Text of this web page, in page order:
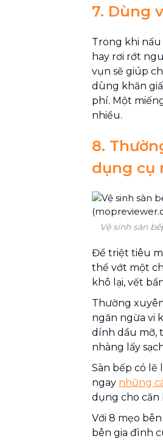
7. Dùng
Trong khi nấu
hay rơi rớt
vụn sẽ giúp
dùng khăn
phí. Một
nhiều.
8.
dụng cụ
Vệ sinh sàn
Để triệt tiêu
thể vớt một
khô lại, vết
Thường
ngăn ngừa vi
dính dầu mỡ,
nhàng lấy
Sàn bếp có lẽ
ngay những
dụng cho căn
Với 8 mẹo
bên gia đình